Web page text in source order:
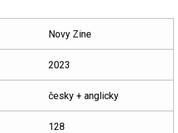
Novy Zine
2023
česky + anglicky
128